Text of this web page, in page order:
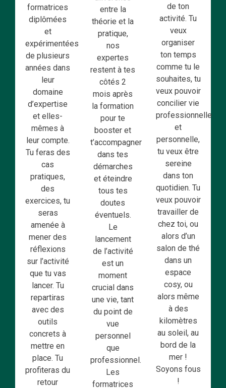
formatrices
diplômées
et
expérimentées
de plusieurs
années dans
leur
domaine
d’expertise
et elles-
mêmes à
leur compte.
Tu feras des
cas
pratiques,
des
exercices, tu
seras
amenée à
mener des
réflexions
sur l’activité
que tu vas
lancer. Tu
repartiras
avec des
outils
concrets à
mettre en
place. Tu
profiteras du
retour
entre la
théorie et la
pratique,
nos
expertes
restent à tes
côtés 2
mois après
la formation
pour te
booster et
t’accompagner
dans tes
démarches
et éteindre
tous tes
doutes
éventuels.
Le
lancement
de l’activité
est un
moment
crucial dans
une vie, tant
du point de
vue
personnel
que
professionnel.
Les
formatrices
de ton
activité. Tu
veux
organiser
ton temps
comme tu le
souhaites, tu
veux pouvoir
concilier vie
professionnelle
et
personnelle,
tu veux être
sereine
dans ton
quotidien. Tu
veux pouvoir
travailler de
chez toi, ou
alors d’un
salon de thé
dans un
espace
cosy, ou
alors même
à des
kilomètres
au soleil, au
bord de la
mer !
Soyons fous
!